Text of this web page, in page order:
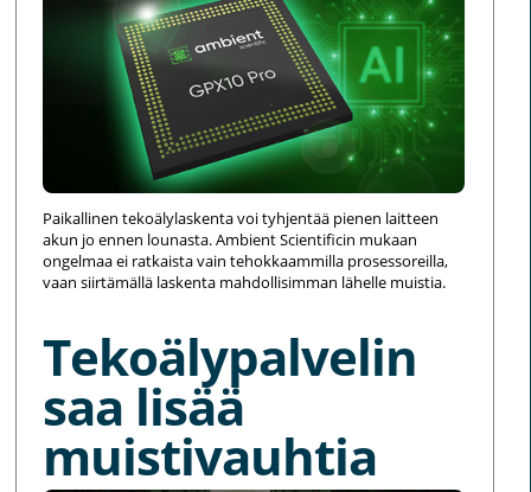
Paikallinen tekoälylaskenta voi tyhjentää pienen laitteen
akun jo ennen lounasta. Ambient Scientificin mukaan
ongelmaa ei ratkaista vain tehokkaammilla prosessoreilla,
vaan siirtämällä laskenta mahdollisimman lähelle muistia.
Tekoälypalvelin
saa lisää
muistivauhtia